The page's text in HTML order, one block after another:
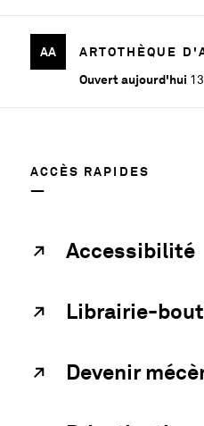
AA
ARTOTHÈQUE
Ouvert aujourd'hui
ACCÈS RAPIDES
Accessibilité
Librairie-
Devenir